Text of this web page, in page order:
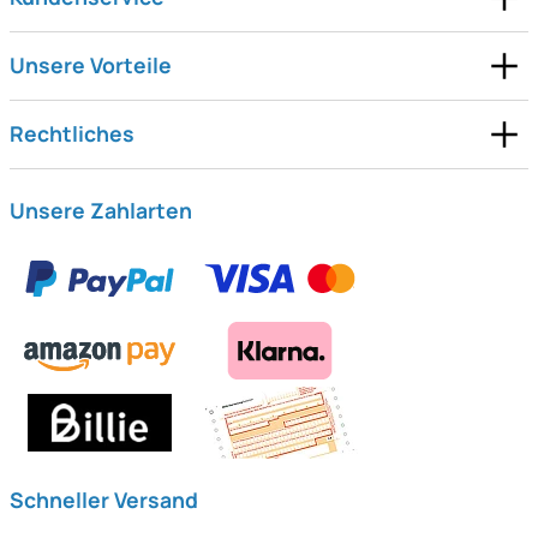
Unsere Vorteile
Rechtliches
Unsere Zahlarten
Schneller Versand